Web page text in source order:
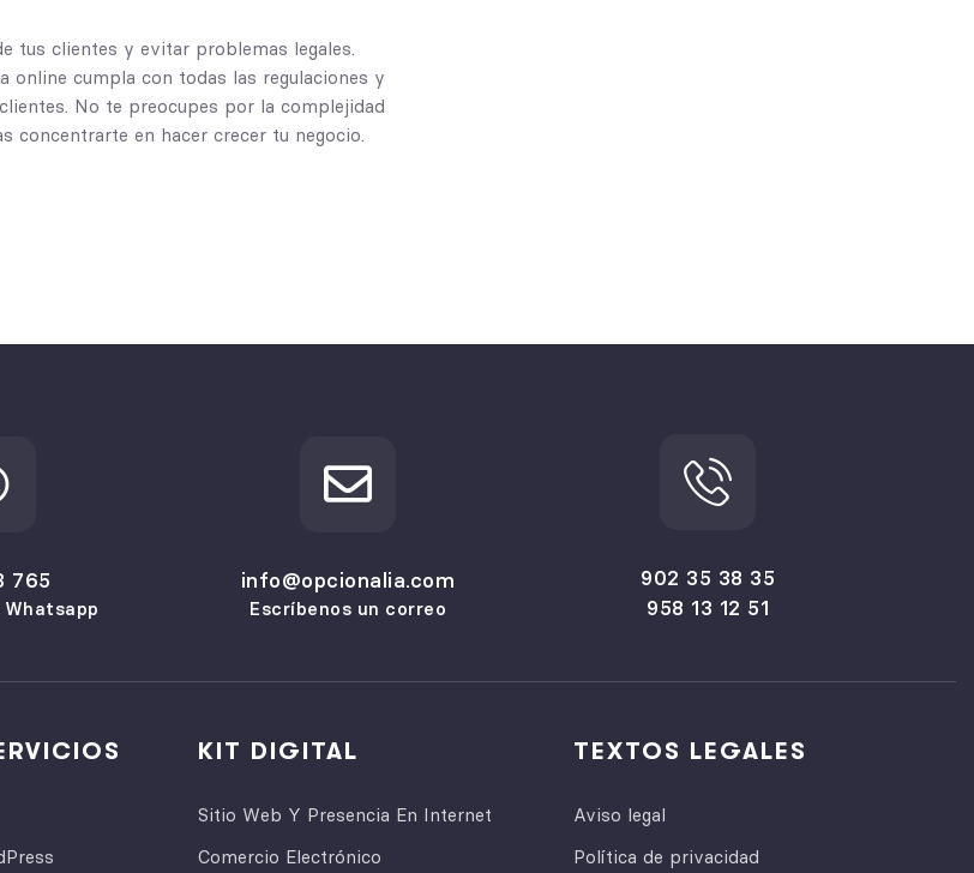
tus clientes y evitar problemas legales.
online cumpla con todas las regulaciones y
No te preocupes por la complejidad
concentrarte en hacer crecer tu negocio.
765 info@opcionalia.com
Escríbenos un correo
902 35 38 35
958 13 12 51
KIT DIGITAL
Sitio Web Y Presencia En Internet
Comercio Electrónico
TEXTOS LEGALES
Aviso legal
Política de privacidad